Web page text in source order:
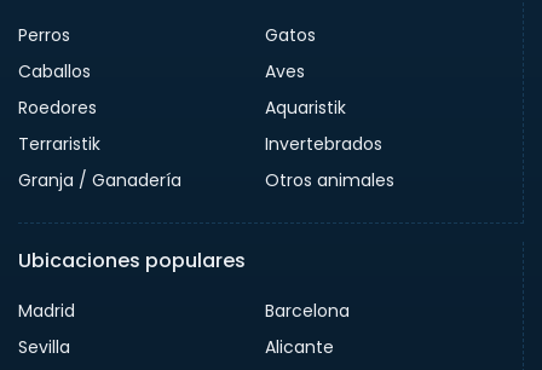
Perros
Gatos
Caballos
Aves
Roedores
Aquaristik
Terraristik
Invertebrados
Granja / Ganadería
Otros animales
Ubicaciones populares
Madrid
Barcelona
Sevilla
Alicante